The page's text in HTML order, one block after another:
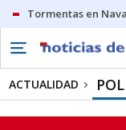
Tormentas en
ACTUALIDAD